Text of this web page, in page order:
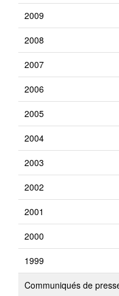
2009
2008
2007
2006
2005
2004
2003
2002
2001
2000
1999
Communiqués de